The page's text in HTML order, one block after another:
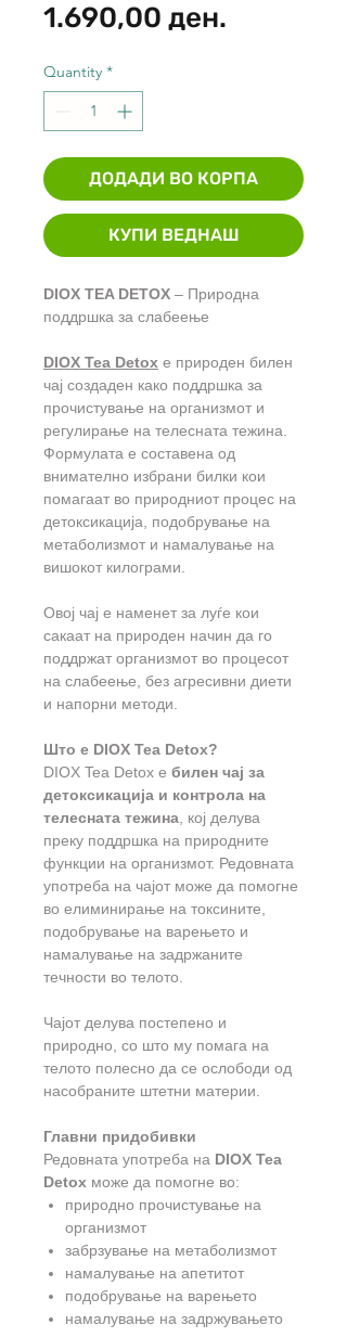
1.690,00 ден.
Quantity *
ДОДАДИ ВО КОРПА
КУПИ ВЕДНАШ
DIOX TEA DETOX – Природна
поддршка за слабеење
DIOX Tea Detox е природен билен
чај создаден како поддршка за
прочистување на организмот и
регулирање на телесната тежина.
Формулата е составена од
внимателно избрани билки кои
помагаат во природниот процес на
детоксикација, подобрување на
метаболизмот и намалување на
вишокот килограми.
Овој чај е наменет за луѓе кои
сакаат на природен начин да го
поддржат организмот во процесот
на слабеење, без агресивни диети
и напорни методи.
Што е DIOX Tea Detox?
DIOX Tea Detox е билен чај за
детоксикација и контрола на
телесната тежина, кој делува
преку поддршка на природните
функции на организмот. Редовната
употреба на чајот може да помогне
во елиминирање на токсините,
подобрување на варењето и
намалување на задржаните
течности во телото.
Чајот делува постепено и
природно, со што му помага на
телото полесно да се ослободи од
насобраните штетни материи.
Главни придобивки
Редовната употреба на DIOX Tea
Detox може да помогне во:
природно прочистување на
организмот
забрзување на метаболизмот
намалување на апетитот
подобрување на варењето
намалување на задржувањето